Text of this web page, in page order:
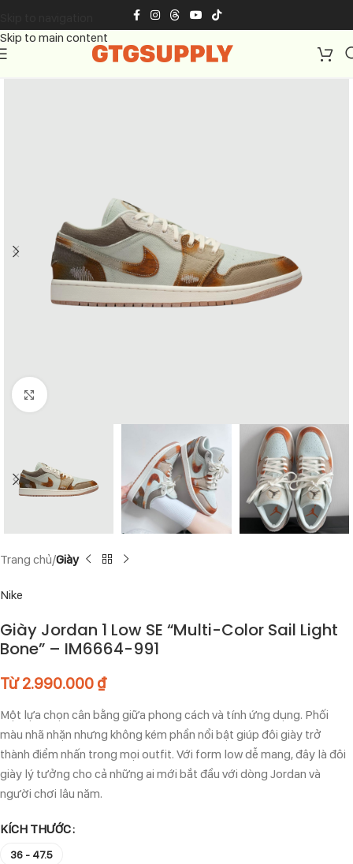
Skip to main content
Click to enlarge
Trang chủ Giày
Nike
Giày Jordan 1 Low SE “Multi-Color Sail Light
Bone” – IM6664-991
Từ2.990.000 ₫
Một lựa chọn cân bằng giữa phong cách và tính ứng dụng. Phối
màu nhã nhặn nhưng không kém phần nổi bật giúp đôi giày trở
thành điểm nhấn trong mọi outfit. Với form low dễ mang, đây là đôi
giày lý tưởng cho cả những ai mới bắt đầu với dòng Jordan và
người chơi lâu năm.
KÍCH THƯỚC
36 - 47.5